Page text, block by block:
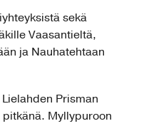
sekä
Vaasantieltä,
ja Nauhatehtaan
Prisman
Myllypuroon